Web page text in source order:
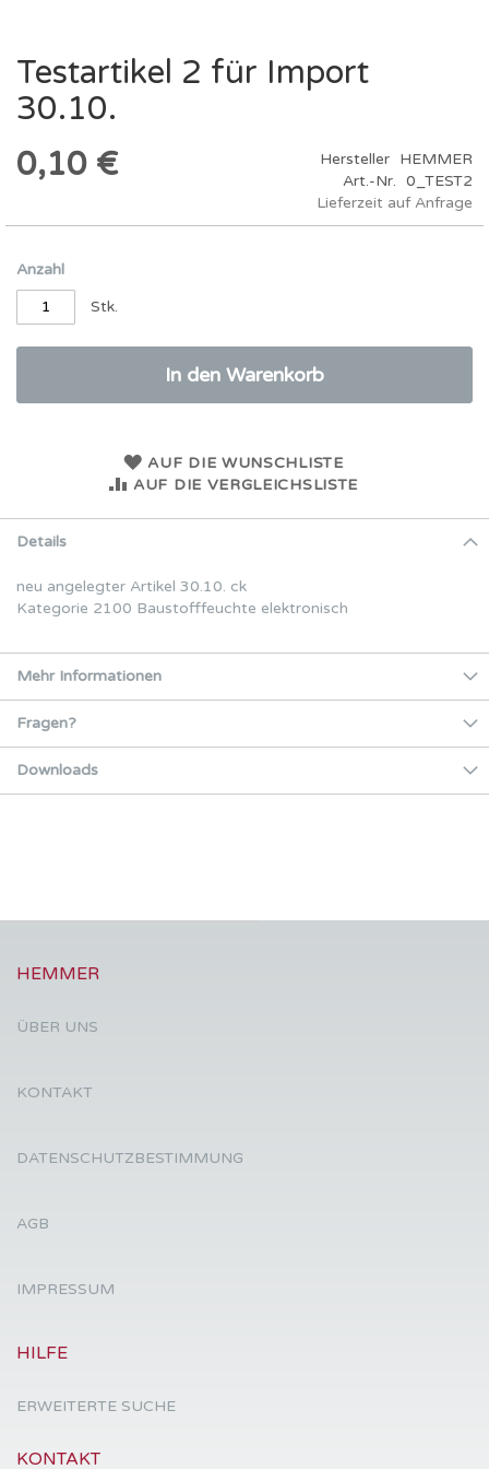
Zum
Anfang
der
springen
Testartikel 2 für Import
30.10.
0,10 €
Hersteller HEMMER
Art.-Nr. 0_TEST2
Lieferzeit auf Anfrage
Anzahl
Stk.
In den Warenkorb
AUF DIE WUNSCHLISTE
AUF DIE VERGLEICHSLISTE
Details
neu angelegter Artikel 30.10. ck
Kategorie 2100 Baustofffeuchte elektronisch
Mehr Informationen
Fragen?
Downloads
HEMMER
ÜBER UNS
KONTAKT
DATENSCHUTZBESTIMMUNG
AGB
IMPRESSUM
HILFE
ERWEITERTE SUCHE
KONTAKT